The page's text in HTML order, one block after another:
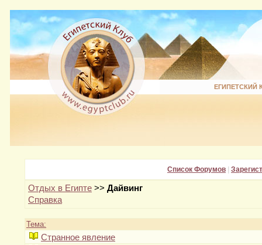
ЕГИПЕТСКИЙ
Список Форумов
Отдых в Египте >> Дайвинг
Справка
Тема:
Странное явление